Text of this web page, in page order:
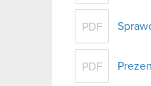
PDF
PDF